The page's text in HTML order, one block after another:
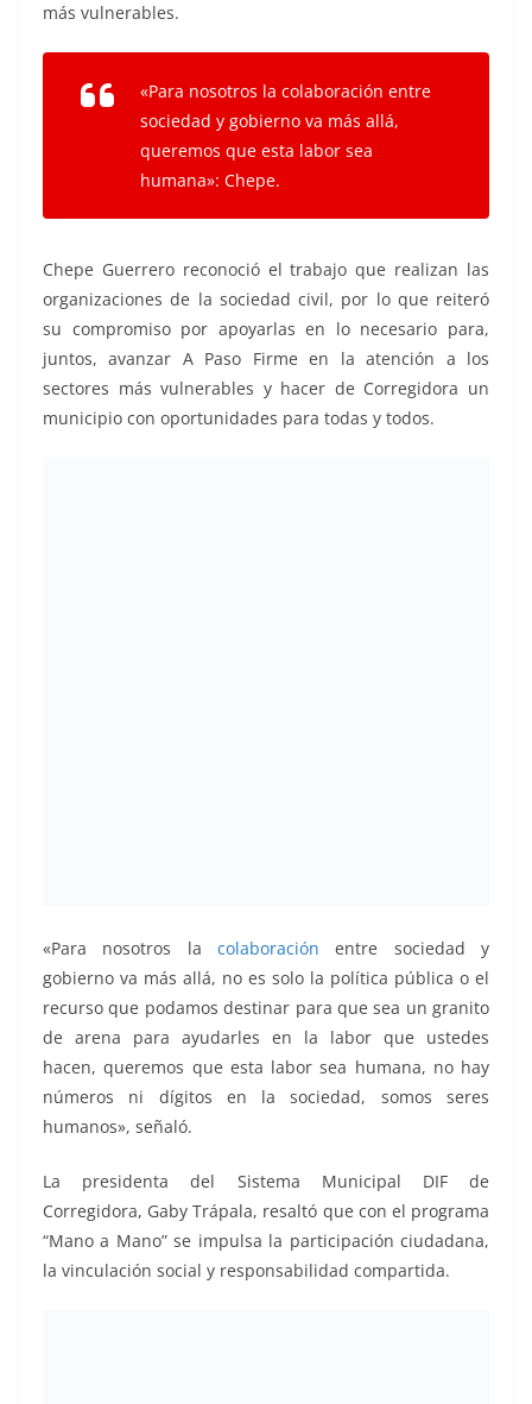
más vulnerables.
«Para nosotros la colaboración entre
sociedad y gobierno va más allá,
queremos que esta labor sea
humana»: Chepe.
Chepe Guerrero reconoció el trabajo que realizan las
organizaciones de la sociedad civil, por lo que reiteró
su compromiso por apoyarlas en lo necesario para,
juntos, avanzar A Paso Firme en la atención a los
sectores más vulnerables y hacer de Corregidora un
municipio con oportunidades para todas y todos.
«Para nosotros la colaboraciónentre sociedad y
gobierno va más allá, no es solo la política pública o el
recurso que podamos destinar para que sea un granito
de arena para ayudarles en la labor que ustedes
hacen, queremos que esta labor sea humana, no hay
números ni dígitos en la sociedad, somos seres
humanos», señaló.
La presidenta del Sistema Municipal DIF de
Corregidora, Gaby Trápala, resaltó que con el programa
“Mano a Mano” se impulsa la participación ciudadana,
la vinculación social y responsabilidad compartida.